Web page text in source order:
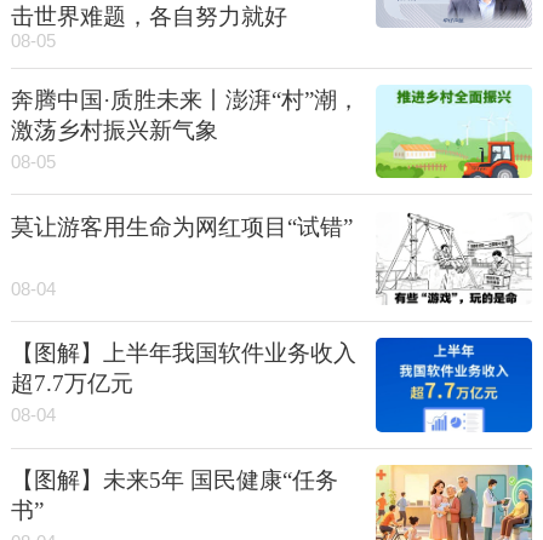
击世界难题，各自努力就好
08-05
奔腾中国·质胜未来丨澎湃“村”潮，
激荡乡村振兴新气象
08-05
莫让游客用生命为网红项目“试错”
08-04
【图解】上半年我国软件业务收入
超7.7万亿元
08-04
【图解】未来5年 国民健康“任务
书”